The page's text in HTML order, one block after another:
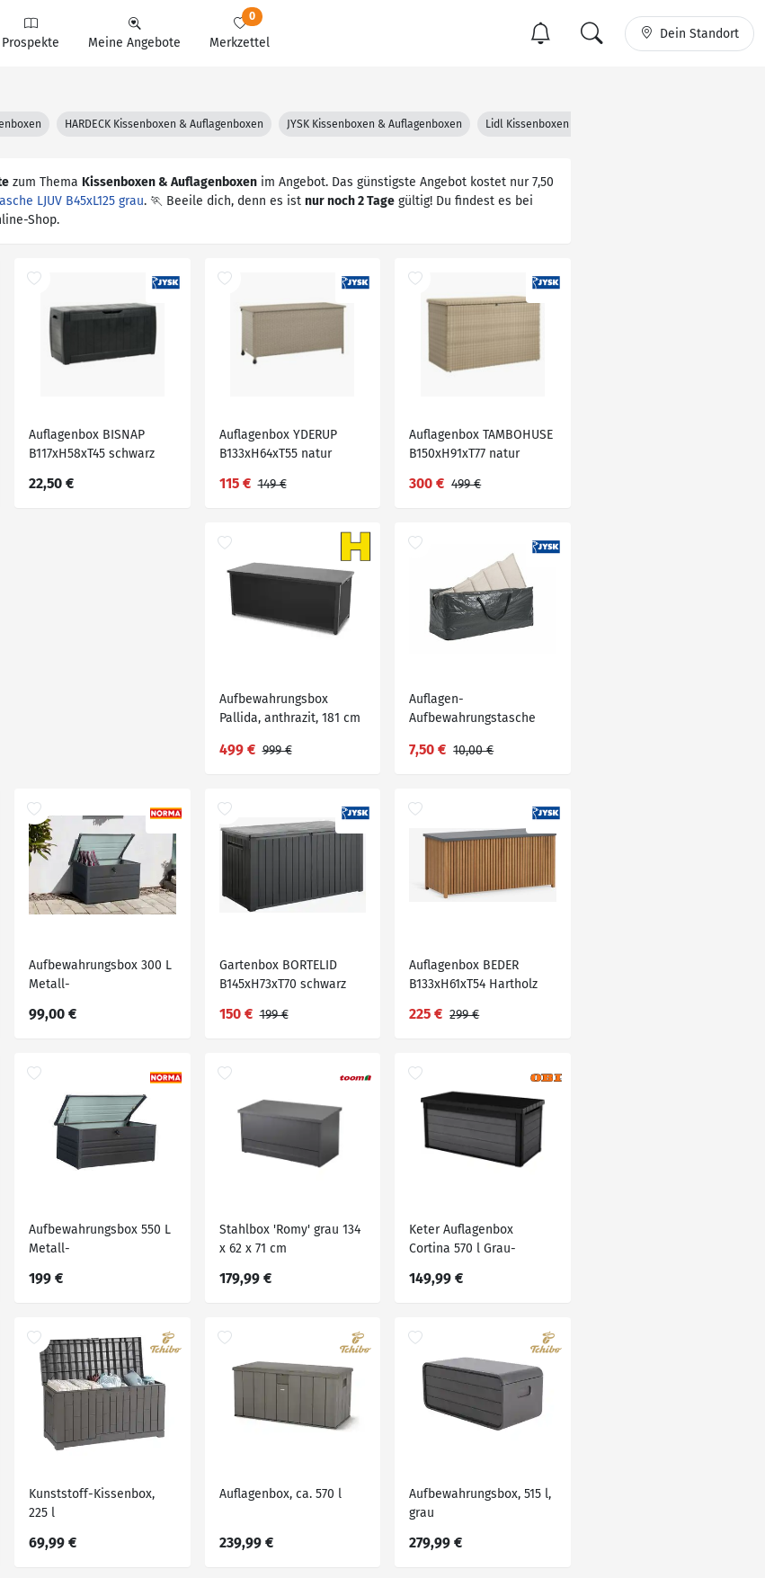
Prospekte Meine Angebote Merkzettel
0
Dein Standort
HARDECK Kissenboxen & Auflagenboxen JYSK Kissenboxen & Auflagenboxen Lidl Kissenboxen & Auflagenboxen
zum Thema Kissenboxen & Auflagenboxen im Angebot. Das günstigste Angebot kostet nur 7,50
LJUV B45xL125 grau. 🏃 Beeile dich, denn es ist nur noch 2 Tage gültig! Du findest es bei
Shop.
Auflagenbox BISNAP
B117xH58xT45 schwarz
22,50 €
Auflagenbox YDERUP
B133xH64xT55 natur
115 € 149 €
Auflagenbox TAMBOHUSE
B150xH91xT77 natur
300 € 499 €
Aufbewahrungsbox
Pallida, anthrazit, 181 cm
499 € 999 €
Auflagen-
Aufbewahrungstasche
7,50 € 10,00 €
Aufbewahrungsbox 300 L
Metall-
100 x 61 x 62 cm -
99,00 €
Gartenbox BORTELID
B145xH73xT70 schwarz
150 € 199 €
Auflagenbox BEDER
B133xH61xT54 Hartholz
225 € 299 €
Aufbewahrungsbox 550 L
Metall-
165 x 70 x 62 cm -
199 €
Stahlbox 'Romy' grau 134
x 62 x 71 cm
179,99 €
Keter Auflagenbox
Cortina 570 l Grau-
149,99 €
Kunststoff-Kissenbox,
225 l
69,99 €
Auflagenbox, ca. 570 l
239,99 €
Aufbewahrungsbox, 515 l,
grau
279,99 €